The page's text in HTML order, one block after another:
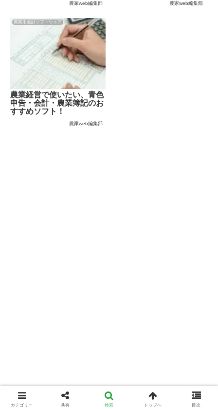
農家web編集部 農家web編集部
農業用会計ソフトウェア
農業経営で使いたい、青色
申告・会計・農業簿記のお
すすめソフト！
農家web編集部
カテゴリー 共有 検索 トップへ 目次